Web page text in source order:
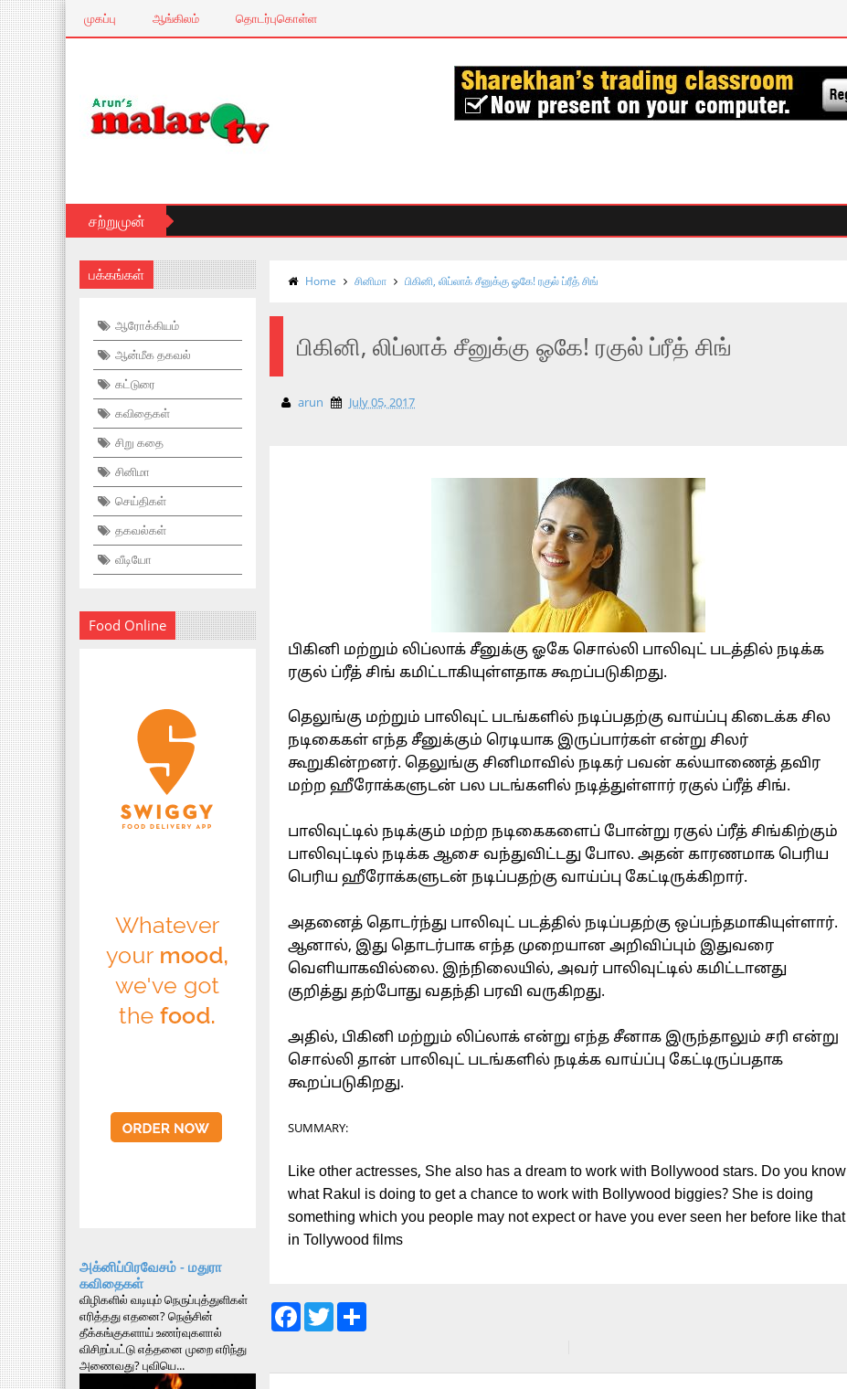
முகப்பு ஆங்கிலம் தொடர்புகொள்ள
சற்றுமுன்
பக்கங்கள்
ஆரோக்கியம்
ஆன்மீக தகவல்
கட்டுரை
கவிதைகள்
சிறு கதை
சினிமா
செய்திகள்
தகவல்கள்
வீடியோ
Food Online
அக்னிப்பிரவேசம் - மதுரா
கவிதைகள்
விழிகளில் வடியும் நெருப்புத்துளிகள்
எரித்தது எதனை? நெஞ்சின்
தீக்கங்குகளாய் உணர்வுகளால்
விசிறப்பட்டு எத்தனை முறை எரிந்து
அணைவது? புவியெ...
Home சினிமா பிகினி, லிப்லாக் சீனுக்கு ஓகே! ரகுல் ப்ரீத் சிங்
பிகினி, லிப்லாக் சீனுக்கு ஓகே! ரகுல் ப்ரீத் சிங்
arun July 05, 2017
பிகினி மற்றும் லிப்லாக் சீனுக்கு ஓகே சொல்லி பாலிவுட் படத்தில் நடிக்க
ரகுல் ப்ரீத் சிங் கமிட்டாகியுள்ளதாக கூறப்படுகிறது.
தெலுங்கு மற்றும் பாலிவுட் படங்களில் நடிப்பதற்கு வாய்ப்பு கிடைக்க சில
நடிகைகள் எந்த சீனுக்கும் ரெடியாக இருப்பார்கள் என்று சிலர்
கூறுகின்றனர். தெலுங்கு சினிமாவில் நடிகர் பவன் கல்யாணைத் தவிர
மற்ற ஹீரோக்களுடன் பல படங்களில் நடித்துள்ளார் ரகுல் ப்ரீத் சிங்.
பாலிவுட்டில் நடிக்கும் மற்ற நடிகைகளைப் போன்று ரகுல் ப்ரீத் சிங்கிற்கும்
பாலிவுட்டில் நடிக்க ஆசை வந்துவிட்டது போல. அதன் காரணமாக பெரிய
பெரிய ஹீரோக்களுடன் நடிப்பதற்கு வாய்ப்பு கேட்டிருக்கிறார்.
அதனைத் தொடர்ந்து பாலிவுட் படத்தில் நடிப்பதற்கு ஒப்பந்தமாகியுள்ளார்.
ஆனால், இது தொடர்பாக எந்த முறையான அறிவிப்பும் இதுவரை
வெளியாகவில்லை. இந்நிலையில், அவர் பாலிவுட்டில் கமிட்டானது
குறித்து தற்போது வதந்தி பரவி வருகிறது.
அதில், பிகினி மற்றும் லிப்லாக் என்று எந்த சீனாக இருந்தாலும் சரி என்று
சொல்லி தான் பாலிவுட் படங்களில் நடிக்க வாய்ப்பு கேட்டிருப்பதாக
கூறப்படுகிறது.
SUMMARY:
Like other actresses, She also has a dream to work with Bollywood stars. Do you know
what Rakul is doing to get a chance to work with Bollywood biggies? She is doing
something which you people may not expect or have you ever seen her before like that
in Tollywood films
F
T